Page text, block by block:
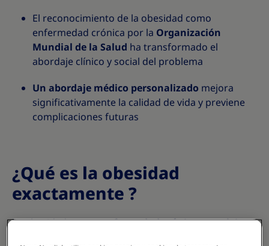
El reconocimiento de la obesidad como
enfermedad crónica por la Organización
Mundial de la Salud ha transformado el
abordaje clínico y social del problema
Un abordaje médico personalizado mejora
significativamente la calidad de vida y previene
complicaciones futuras
¿Qué es la obesidad
exactamente ?
La obesidad es unaenfermedad crónica compleja y